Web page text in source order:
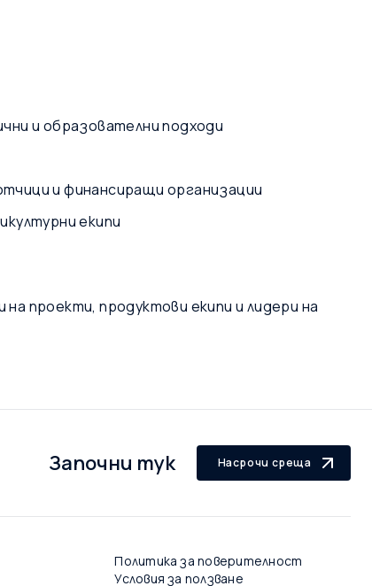
и образователни подходи
и финансиращи организации
екипи
проекти, продуктови екипи и лидери на
Започни тук Насрочи среща
Политика за поверителност
Условия за ползване